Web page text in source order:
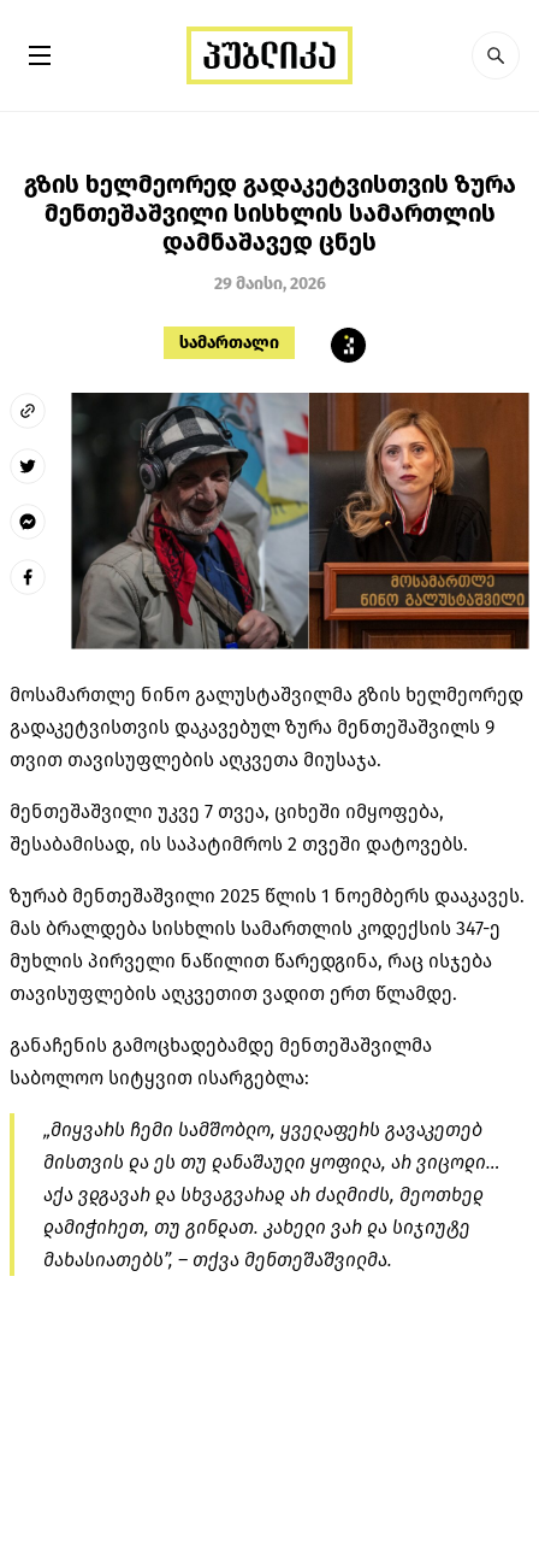
გზის ხელმეორედ გადაკეტვისთვის ზურა
მენთეშაშვილი სისხლის სამართლის
დამნაშავედ ცნეს
29 მაისი, 2026
სამართალი
მოსამართლე ნინო გალუსტაშვილმა გზის ხელმეორედ
გადაკეტვისთვის დაკავებულ ზურა მენთეშაშვილს 9
თვით თავისუფლების აღკვეთა მიუსაჯა.
მენთეშაშვილი უკვე 7 თვეა, ციხეში იმყოფება,
შესაბამისად, ის საპატიმროს 2 თვეში დატოვებს.
ზურაბ მენთეშაშვილი 2025 წლის 1 ნოემბერს დააკავეს.
მას ბრალდება სისხლის სამართლის კოდექსის 347-ე
მუხლის პირველი ნაწილით წარედგინა, რაც ისჯება
თავისუფლების აღკვეთით ვადით ერთ წლამდე.
განაჩენის გამოცხადებამდე მენთეშაშვილმა
საბოლოო სიტყვით ისარგებლა:
„მიყვარს ჩემი სამშობლო, ყველაფერს გავაკეთებ
მისთვის და ეს თუ დანაშაული ყოფილა, არ ვიცოდი…
აქა ვდგავარ და სხვაგვარად არ ძალმიძს, მეოთხედ
დამიჭირეთ, თუ გინდათ. კახელი ვარ და სიჯიუტე
მახასიათებს”, – თქვა მენთეშაშვილმა.